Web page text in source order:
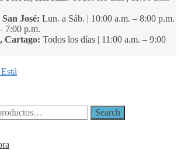
José: Lun. a Sáb. | 10:00 a.m. – 8:00 p.m.
7:00 p.m.
Cartago: Todos los días | 11:00 a.m. – 9:00
Search
Search